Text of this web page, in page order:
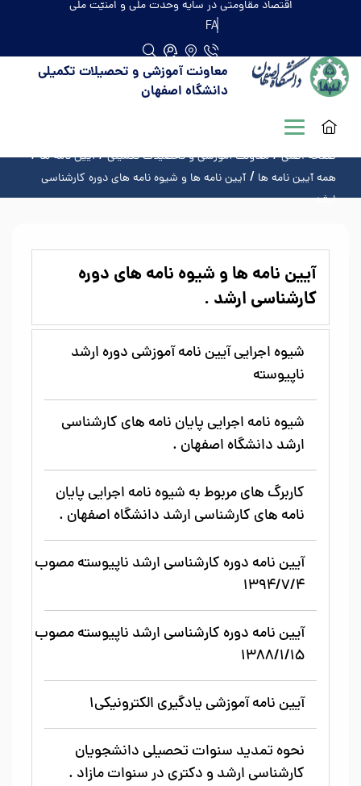
اقتصاد مقاومتی در سایه وحدت ملّی و امنیّت ملّی
FA
معاونت آموزشی و تحصیلات تکمیلی
دانشگاه اصفهان
صفحه اصلی معاونت آموزشی و تحصیلات تکمیلی
آیین نامه ها
همه آیین نامه ها
آیین نامه ها و شیوه نامه های دوره کارشناسی
ارشد .
آیین نامه ها و شیوه نامه های دوره
کارشناسی ارشد .
شیوه اجرایی آیین نامه آموزشی دوره ارشد
ناپیوسته
شیوه نامه اجرایی پایان نامه های کارشناسی
ارشد دانشگاه اصفهان .
کاربرگ های مربوط به شیوه نامه اجرایی پایان
نامه های کارشناسی ارشد دانشگاه اصفهان .
آیین نامه دوره کارشناسی ارشد ناپیوسته مصوب
1394/7/4
آیین نامه دوره کارشناسی ارشد ناپیوسته مصوب
1388/1/15
آیین نامه آموزشی یادگیری الکترونیکی1
نحوه تمدید سنوات تحصیلی دانشجویان
کارشناسی ارشد و دکتری در سنوات مازاد .